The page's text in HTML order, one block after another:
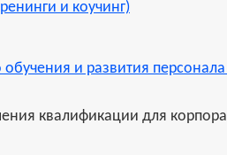
и коучинг)
и развития
квалификации для